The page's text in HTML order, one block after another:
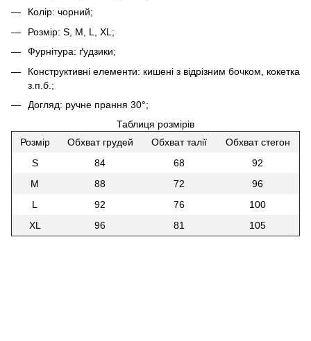
Колір: чорний;
Розмір: S, M, L, XL;
Фурнітура: ґудзики;
Конструктивні елементи: кишені з відрізним бочком, кокетка
з.п.б.;
Догляд: ручне прання 30°;
Таблиця розмірів
Розмір
Обхват грудей Обхват талії
Обхват стегон
S
84 68
92
M
88 72
96
L
92 76
100
XL
96 81 105